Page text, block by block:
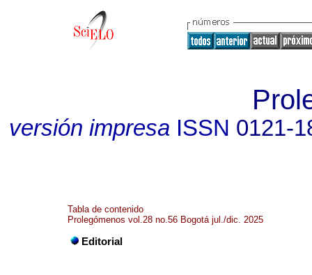
versión impresaISSN 0121-
Tabla de contenido
Prolegómenos vol.28 no.56 Bogotá jul./dic. 2025
Editorial